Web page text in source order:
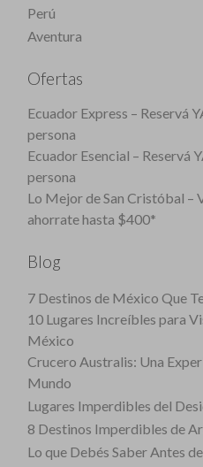
Perú
Aventura
Ofertas
Ecuador Express – Reservá
persona
Ecuador Esencial – Reservá
persona
Lo Mejor de San Cristóbal –
ahorrate hasta $400*
Blog
7 Destinos de México Que
10 Lugares Increíbles para
México
Crucero Australis: Una
Mundo
Lugares Imperdibles del
8 Destinos Imperdibles de
Lo que Debés Saber Antes